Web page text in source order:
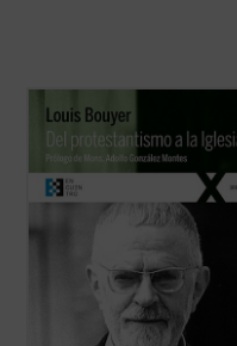
A lo largo de estas páginas, el autor expone
detalladamente, y con la cordialidad y
respeto de quien lo conoce desde dentro,
los principios teológicos del
positivas protestantes
sola gratia, soli ...
(ver ficha)